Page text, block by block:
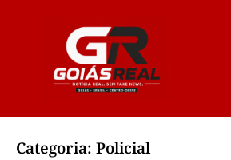
Categoria: Policial